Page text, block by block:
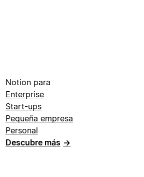
Notion para
Enterprise
Start-ups
Pequeña empresa
Personal
Descubre más →